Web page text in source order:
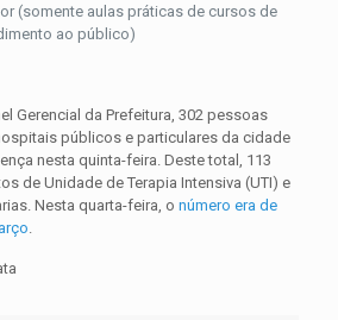
(somente aulas práticas de cursos de
ao público)
Gerencial da Prefeitura, 302 pessoas
públicos e particulares da cidade
nesta quinta-feira. Deste total, 113
de Unidade de Terapia Intensiva (UTI) e
Nesta quarta-feira, o número era de